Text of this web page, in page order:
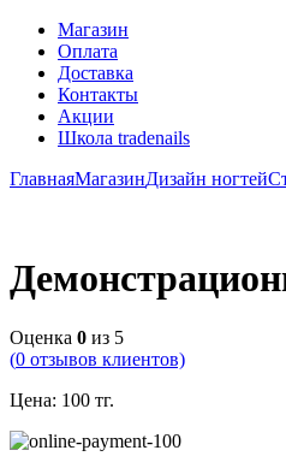
Магазин
Оплата
Доставка
Контакты
Акции
Школа tradenails
ГлавнаяМагазинДизайн ногтей
Оценка 0 из 5
(0 отзывов клиентов)
Цена: 100 тг.